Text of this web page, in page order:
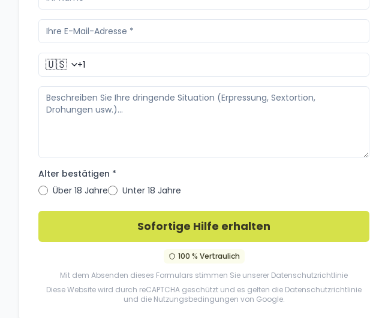
🇺🇸
Alter bestätigen *
Über 18 Jahre
Unter 18 Jahre
Sofortige Hilfe erhalten
100 % Vertraulich
Mit dem Absenden dieses Formulars stimmen Sie unserer Datenschutzrichtlinie
Diese Website wird durch reCAPTCHA geschützt und es gelten die Datenschutzrichtlinie
und die Nutzungsbedingungen von Google.